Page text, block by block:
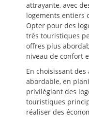
attrayante, avec
logements entiers
Opter pour des
très touristiques
offres plus
niveau de confort
En choisissant
abordable, en
privilégiant des
touristiques
réaliser des